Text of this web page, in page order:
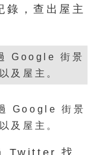
錄，查出屋主
Google 街景
及屋主。
Twitter 找